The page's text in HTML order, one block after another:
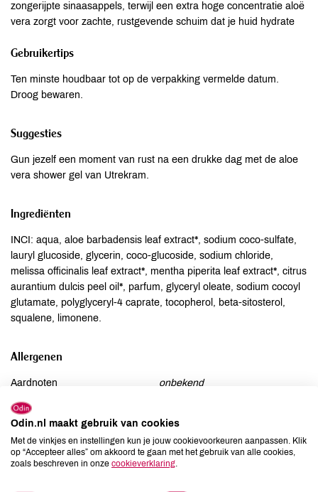
zongerijpte sinaasappels, terwijl een extra hoge concentratie aloë
vera zorgt voor zachte, rustgevende schuim dat je huid hydrate
Gebruikertips
Ten minste houdbaar tot op de verpakking vermelde datum.
Droog bewaren.
Suggesties
Gun jezelf een moment van rust na een drukke dag met de aloe
vera shower gel van Utrekram.
Ingrediënten
INCI: aqua, aloe barbadensis leaf extract*, sodium coco-sulfate,
lauryl glucoside, glycerin, coco-glucoside, sodium chloride,
melissa officinalis leaf extract*, mentha piperita leaf extract*, citrus
aurantium dulcis peel oil*, parfum, glyceryl oleate, sodium cocoyl
glutamate, polyglyceryl-4 caprate, tocopherol, beta-sitosterol,
squalene, limonene.
Allergenen
Aardnoten
onbekend
Ei
Gluten
onbekend
Lactose
onbekend
Lupine
onbekend
Odin.nl maakt gebruik van cookies
Met de vinkjes en instellingen kun je jouw cookievoorkeuren aanpassen. Klik
op “Accepteer alles” om akkoord te gaan met het gebruik van alle cookies,
zoals beschreven in onze cookieverklaring